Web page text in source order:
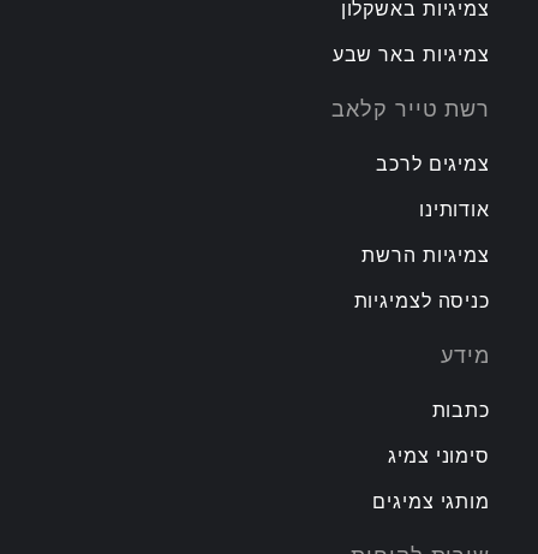
צמיגיות באשקלון
צמיגיות באר שבע
רשת טייר קלאב
צמיגים לרכב
אודותינו
צמיגיות הרשת
כניסה לצמיגיות
מידע
כתבות
סימוני צמיג
מותגי צמיגים